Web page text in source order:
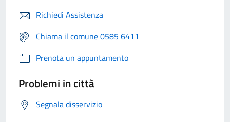
Richiedi Assistenza
Chiama il comune 0585 6411
Prenota un appuntamento
Problemi in città
Segnala disservizio